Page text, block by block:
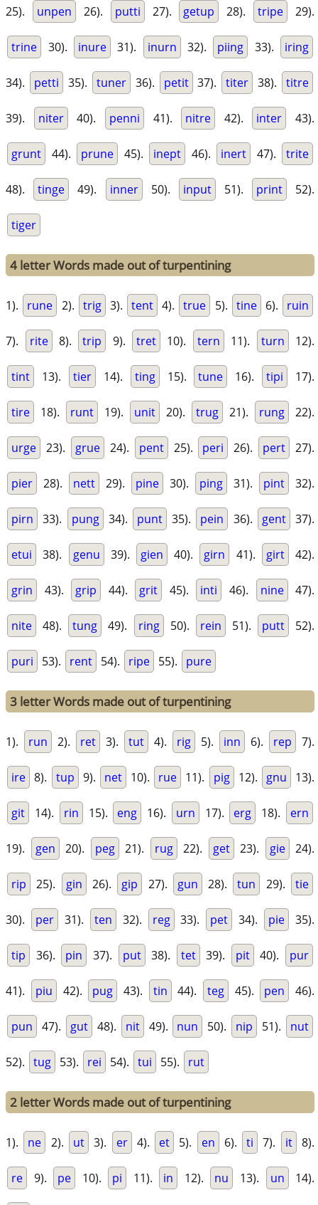
25). unpen 26). putti 27). getup 28). tripe 29).
trine 30). inure 31). inurn 32). piing 33). iring
34). petti 35). tuner 36). petit 37). titer 38). titre
39). niter 40). penni 41). nitre 42). inter 43).
grunt 44). prune 45). inept 46). inert 47). trite
48). tinge 49). inner 50). input 51). print 52).
tiger
4 letter Words made out of turpentining
1). rune 2). trig 3). tent 4). true 5). tine 6). ruin
7). rite 8). trip 9). tret 10). tern 11). turn 12).
tint 13). tier 14). ting 15). tune 16). tipi 17).
tire 18). runt 19). unit 20). trug 21). rung 22).
urge 23). grue 24). pent 25). peri 26). pert 27).
pier 28). nett 29). pine 30). ping 31). pint 32).
pirn 33). pung 34). punt 35). pein 36). gent 37).
etui 38). genu 39). gien 40). girn 41). girt 42).
grin 43). grip 44). grit 45). inti 46). nine 47).
nite 48). tung 49). ring 50). rein 51). putt 52).
puri 53). rent 54). ripe 55). pure
3 letter Words made out of turpentining
1). run 2). ret 3). tut 4). rig 5). inn 6). rep 7).
ire 8). tup 9). net 10). rue 11). pig 12). gnu 13).
git 14). rin 15). eng 16). urn 17). erg 18). ern
19). gen 20). peg 21). rug 22). get 23). gie 24).
rip 25). gin 26). gip 27). gun 28). tun 29). tie
30). per 31). ten 32). reg 33). pet 34). pie 35).
tip 36). pin 37). put 38). tet 39). pit 40). pur
41). piu 42). pug 43). tin 44). teg 45). pen 46).
pun 47). gut 48). nit 49). nun 50). nip 51). nut
52). tug 53). rei 54). tui 55). rut
2 letter Words made out of turpentining
1). ne 2). ut 3). er 4). et 5). en 6). ti 7). it 8).
re 9). pe 10). pi 11). in 12). nu 13). un 14).